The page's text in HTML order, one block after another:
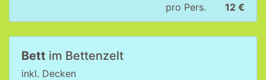
pro Pers. 12 €
Bett im Bettenzelt
inkl. Decken